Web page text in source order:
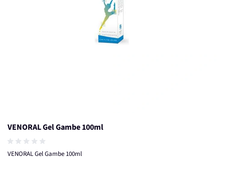
VENORAL Gel Gambe 100ml
VENORAL Gel Gambe 100ml